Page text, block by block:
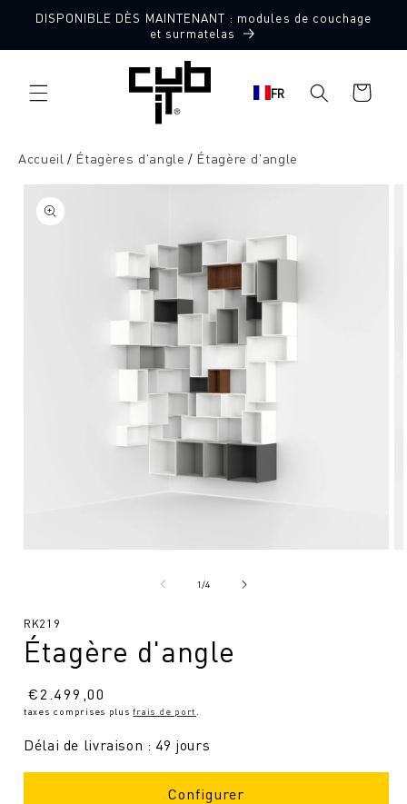
directement
DISPONIBLE DÈS MAINTENANT : modules de couchage
et surmatelas
FR
Panier
d'achat
Accueil Étagères d'angle Étagère d'angle
sur le
produit
modal
1/de4
SKU
RK219
Étagère d'angle
Prix
normal
€2.499,00
taxes comprises plusfrais de port
Délai de livraison : 49 jours
Configurer